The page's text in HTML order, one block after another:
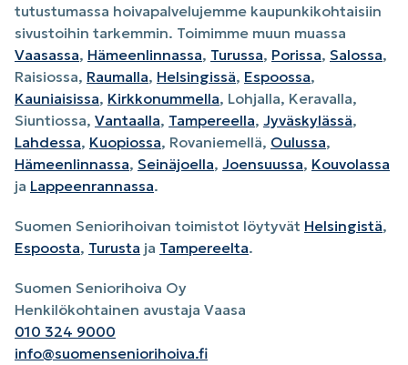
tutustumassa hoivapalvelujemme kaupunkikohtaisiin
sivustoihin tarkemmin. Toimimme muun muassa
Vaasassa, Hämeenlinnassa, Turussa, Porissa, Salossa,
Raisiossa, Raumalla, Helsingissä, Espoossa,
Kauniaisissa, Kirkkonummella, Lohjalla, Keravalla,
Siuntiossa, Vantaalla, Tampereella, Jyväskylässä,
Lahdessa, Kuopiossa, Rovaniemellä, Oulussa,
Hämeenlinnassa, Seinäjoella, Joensuussa, Kouvolassa
ja Lappeenrannassa.
Suomen Seniorihoivan toimistot löytyvät Helsingistä,
Espoosta, Turusta ja Tampereelta.
Suomen Seniorihoiva Oy
Henkilökohtainen avustaja Vaasa
010 324 9000
info@suomenseniorihoiva.fi